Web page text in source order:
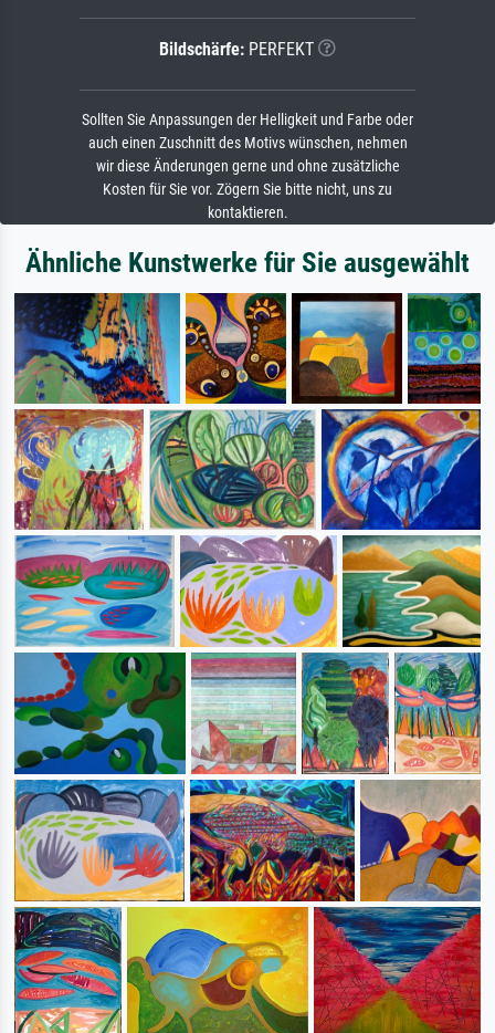
Bildschärfe: PERFEKT
Sollten Sie Anpassungen der Helligkeit und Farbe oder
auch einen Zuschnitt des Motivs wünschen, nehmen
wir diese Änderungen gerne und ohne zusätzliche
Kosten für Sie vor. Zögern Sie bitte nicht, uns zu
kontaktieren.
Ähnliche Kunstwerke für Sie ausgewählt